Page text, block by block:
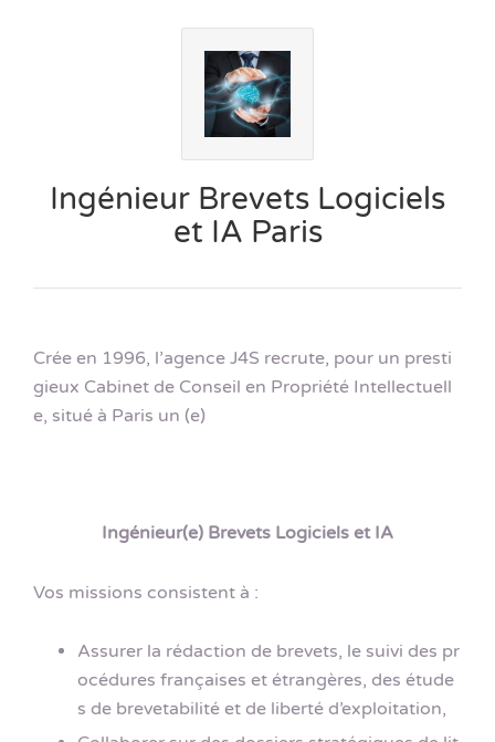
Ingénieur Brevets Logiciels
et IA Paris
Crée en 1996, l’agence J4S recrute, pour un presti
gieux Cabinet de Conseil en Propriété Intellectuell
e, situé à Paris un (e)
Ingénieur(e) Brevets Logiciels et IA
Vos missions consistent à :
Assurer la rédaction de brevets, le suivi des pr
océdures françaises et étrangères, des étude
s de brevetabilité et de liberté d’exploitation,